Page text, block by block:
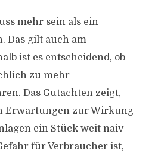
mehr sein als ein
Das gilt auch am
ist es entscheidend, ob
zu mehr
Das Gutachten zeigt,
Erwartungen zur Wirkung
ein Stück weit naiv
für Verbraucher ist,